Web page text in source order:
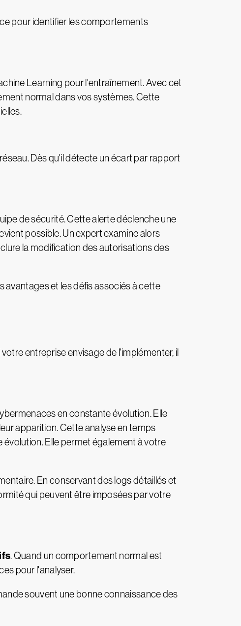
pour identifier les comportements
Learning pour l'entraînement. Avec cet
normal dans vos systèmes. Cette
Dès qu'il détecte un écart par rapport
de sécurité. Cette alerte déclenche une
possible. Un expert examine alors
la modification des autorisations des
avantages et les défis associés à cette
entreprise envisage de l'implémenter, il
en constante évolution. Elle
apparition. Cette analyse en temps
Elle permet également à votre
En conservant des logs détaillés et
qui peuvent être imposées par votre
. Quand un comportement normal est
pour l'analyser.
souvent une bonne connaissance des